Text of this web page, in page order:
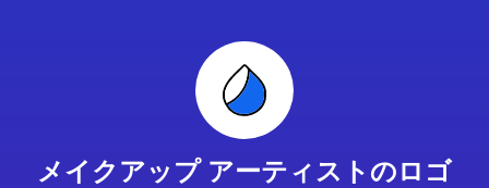
メイクアップ アーティストのロゴ